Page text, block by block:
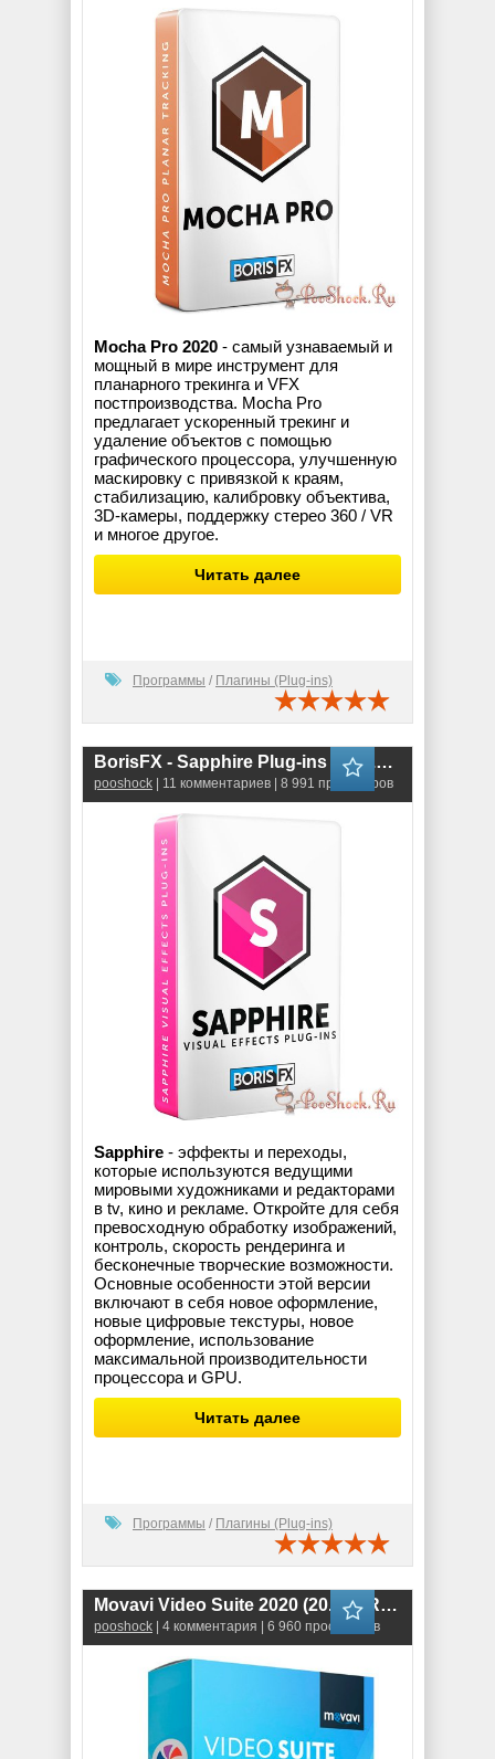
Mocha Pro 2020 - самый узнаваемый и
мощный в мире инструмент для
планарного трекинга и VFX
постпроизводства. Mocha Pro
предлагает ускоренный трекинг и
удаление объектов с помощью
графического процессора, улучшенную
маскировку с привязкой к краям,
стабилизацию, калибровку объектива,
3D-камеры, поддержку стерео 360 / VR
и многое другое.
Читать далее
Программы / Плагины (Plug-ins)
BorisFX - Sapphire Plug-ins 2020.01 for Adobe (13.10) RePack
pooshock | 11 комментариев | 8 991 просмотров
Sapphire - эффекты и переходы,
которые используются ведущими
мировыми художниками и редакторами
в tv, кино и рекламе. Откройте для себя
превосходную обработку изображений,
контроль, скорость рендеринга и
бесконечные творческие возможности.
Основные особенности этой версии
включают в себя новое оформление,
новые цифровые текстуры, новое
оформление, использование
максимальной производительности
процессора и GPU.
Читать далее
Программы / Плагины (Plug-ins)
Movavi Video Suite 2020 (20.1.0) RePack
pooshock | 4 комментария | 6 960 просмотров